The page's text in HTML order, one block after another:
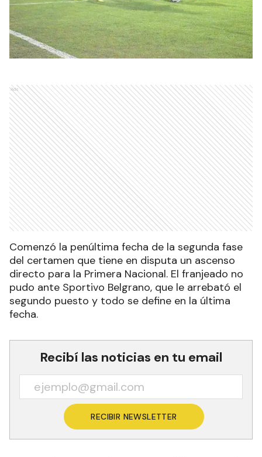
Ads
Comenzó la penúltima fecha de la segunda fase
del certamen que tiene en disputa un ascenso
directo para la Primera Nacional. El franjeado no
pudo ante Sportivo Belgrano, que le arrebató el
segundo puesto y todo se define en la última
fecha.
Recibí las noticias en tu email
RECIBIR NEWSLETTER